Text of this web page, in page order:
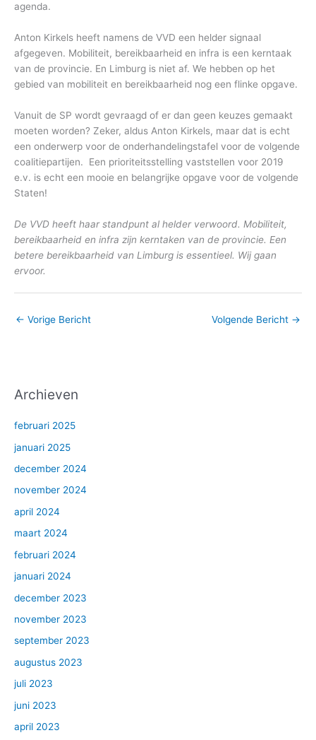
agenda.
Anton Kirkels heeft namens de VVD een helder signaal
afgegeven. Mobiliteit, bereikbaarheid en infra is een kerntaak
van de provincie. En Limburg is niet af. We hebben op het
gebied van mobiliteit en bereikbaarheid nog een flinke opgave.
Vanuit de SP wordt gevraagd of er dan geen keuzes gemaakt
moeten worden? Zeker, aldus Anton Kirkels, maar dat is echt
een onderwerp voor de onderhandelingstafel voor de volgende
coalitiepartijen. Een prioriteitsstelling vaststellen voor 2019
e.v. is echt een mooie en belangrijke opgave voor de volgende
Staten!
De VVD heeft haar standpunt al helder verwoord. Mobiliteit,
bereikbaarheid en infra zijn kerntaken van de provincie. Een
betere bereikbaarheid van Limburg is essentieel. Wij gaan
ervoor.
← Vorige Bericht Volgende Bericht →
Archieven
februari 2025
januari 2025
december 2024
november 2024
april 2024
maart 2024
februari 2024
januari 2024
december 2023
november 2023
september 2023
augustus 2023
juli 2023
juni 2023
april 2023